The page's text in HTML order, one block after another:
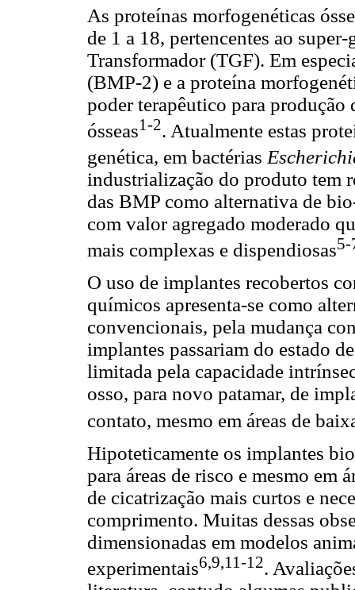
As proteínas morfogenéticas
de 1 a 18, pertencentes ao
Transformador (TGF). Em
(BMP-2) e a proteína
poder terapêutico para produção
ósseas1-2. Atualmente estas
genética, em bactérias
industrialização do produto tem
das BMP como alternativa de
com valor agregado moderado
mais complexas e dispendiosas5-
O uso de implantes recobertos
químicos apresenta-se como
convencionais, pela mudança
implantes passariam do estado
limitada pela capacidade
osso, para novo patamar, de
contato, mesmo em áreas de
Hipoteticamente os implantes
para áreas de risco e mesmo em
de cicatrização mais curtos e
comprimento. Muitas dessas
dimensionadas em modelos
experimentais6,9,11-12.